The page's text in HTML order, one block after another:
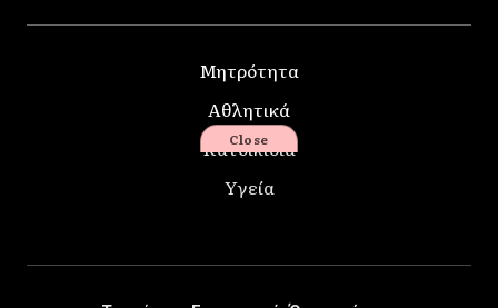
Μητρότητα
Αθλητικά
Κατοικίδια
Υγεία
Close